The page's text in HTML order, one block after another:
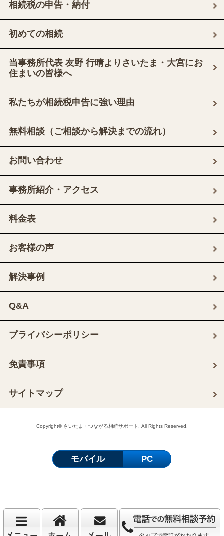
相続税の申告・納付
初めての相続
当事務所代表 友野 行晴よりさいたま・大宮にお
住まいの皆様へ
私たちが相続税申告に強い理由
無料相談（ご相談から解決までの流れ）
お問い合わせ
事務所紹介・アクセス
料金表
お客様の声
解決事例
Q&A
プライバシーポリシー
免責事項
サイトマップ
Copyright© さいたま・つながる相続サポート. All Rights Reserved.
モバイル PC